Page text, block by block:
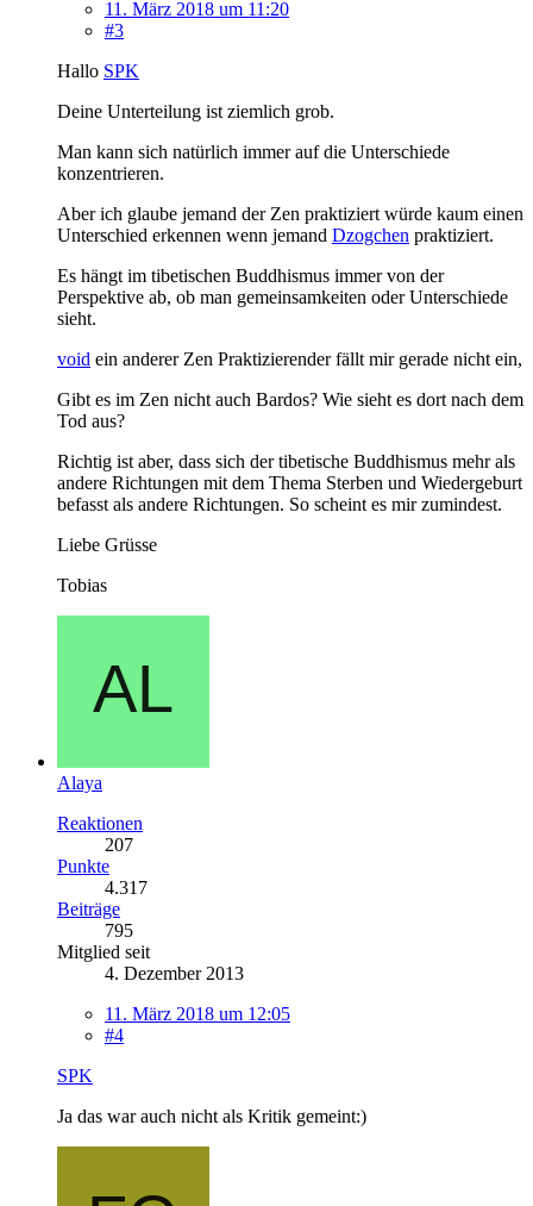
11. März 2018 um 11:20
#3
Hallo SPK
Deine Unterteilung ist ziemlich grob.
Man kann sich natürlich immer auf die Unterschiede
konzentrieren.
Aber ich glaube jemand der Zen praktiziert würde kaum einen
Unterschied erkennen wenn jemand Dzogchen praktiziert.
Es hängt im tibetischen Buddhismus immer von der
Perspektive ab, ob man gemeinsamkeiten oder Unterschiede
sieht.
void ein anderer Zen Praktizierender fällt mir gerade nicht ein,
Gibt es im Zen nicht auch Bardos? Wie sieht es dort nach dem
Tod aus?
Richtig ist aber, dass sich der tibetische Buddhismus mehr als
andere Richtungen mit dem Thema Sterben und Wiedergeburt
befasst als andere Richtungen. So scheint es mir zumindest.
Liebe Grüsse
Tobias
Alaya
Reaktionen
207
Punkte
4.317
Beiträge
795
Mitglied seit
4. Dezember 2013
11. März 2018 um 12:05
#4
SPK
Ja das war auch nicht als Kritik gemeint:)